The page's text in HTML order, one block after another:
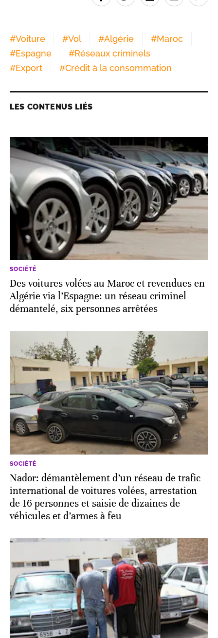
#Voiture #Vol #Algérie #Maroc
#Espagne #Réseaux criminels
#Export #Crédit à la consommation
LES CONTENUS LIÉS
SOCIÉTÉ
Des voitures volées au Maroc et revendues en
Algérie via l’Espagne: un réseau criminel
démantelé, six personnes arrêtées
SOCIÉTÉ
Nador: démantèlement d’un réseau de trafic
international de voitures volées, arrestation
de 16 personnes et saisie de dizaines de
véhicules et d’armes à feu